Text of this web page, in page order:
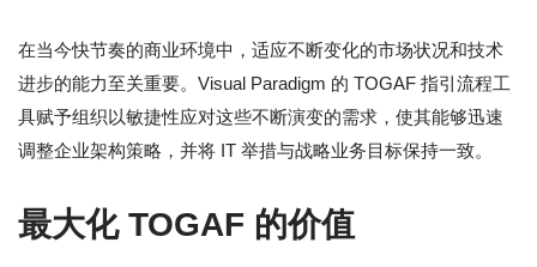
在当今快节奏的商业环境中，适应不断变化的市场状况和技术
进步的能力至关重要。Visual Paradigm 的 TOGAF 指引流程工
具赋予组织以敏捷性应对这些不断演变的需求，使其能够迅速
调整企业架构策略，并将 IT 举措与战略业务目标保持一致。
最大化 TOGAF 的价值